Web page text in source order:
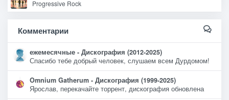
Progressive Rock
Комментарии
ежемесячные - Дискография (2012-2025)
Спасибо тебе добрый человек, слушаем всем Дурдомом!
Omnium Gatherum - Дискография (1999-2025)
Ярослав, перекачайте торрент, дискография обновлена